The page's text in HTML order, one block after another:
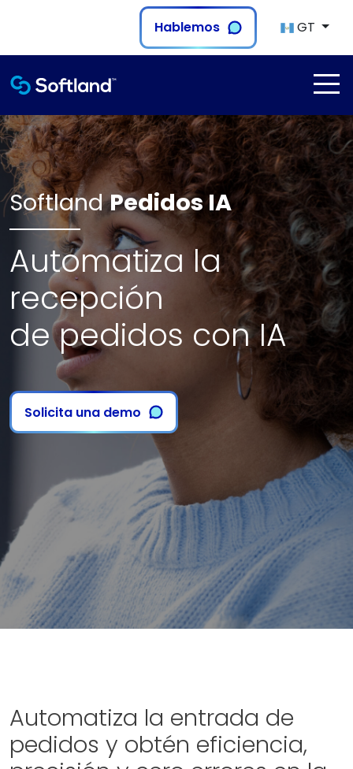
Hablemos GT
SoftlandPedidos IA
Automatiza la
recepción
de pedidos con IA
Solicita una demo
Automatiza la entrada de
pedidos y obtén eficiencia,